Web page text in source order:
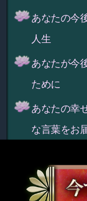
あなたの今
人生
あなたが今
ために
あなたの幸
な言葉をお